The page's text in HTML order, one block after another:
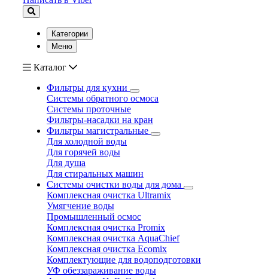
Категории
Меню
Каталог
Фильтры для кухни
Системы обратного осмоса
Системы проточные
Фильтры-насадки на кран
Фильтры магистральные
Для холодной воды
Для горячей воды
Для душа
Для стиральных машин
Системы очистки воды для дома
Комплексная очистка Ultramix
Умягчение воды
Промышленный осмос
Комплексная очистка Promix
Комплексная очистка AquaChief
Комплексная очистка Ecomix
Комплектующие для водоподготовки
УФ обеззараживание воды